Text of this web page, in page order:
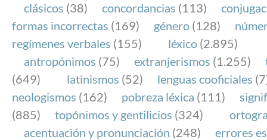
FundéuRAE es una fundación patrocinada por la
y la Real Academia Española, cuyo objetivo es
el buen uso del español en los medios de
Internet.
clásicos (38) concordancias (113)
formas incorrectas (169) género (128)
regímenes verbales (155) léxico (2.895)
antropónimos (75) extranjerismos (1.255)
(649)
latinismos (52) lenguas cooficiales
neologismos (162) pobreza léxica (111)
(885)
topónimos y gentilicios (324)
acentuación y pronunciación (248)
errores